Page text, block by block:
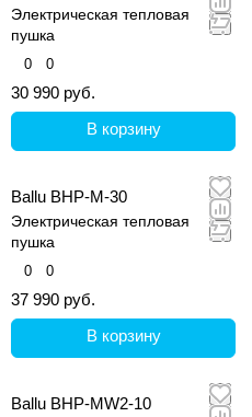
Электрическая тепловая
пушка
0 0
30 990 руб.
В корзину
Ballu BHP-M-30
Электрическая тепловая
пушка
0 0
37 990 руб.
В корзину
Ballu BHP-MW2-10